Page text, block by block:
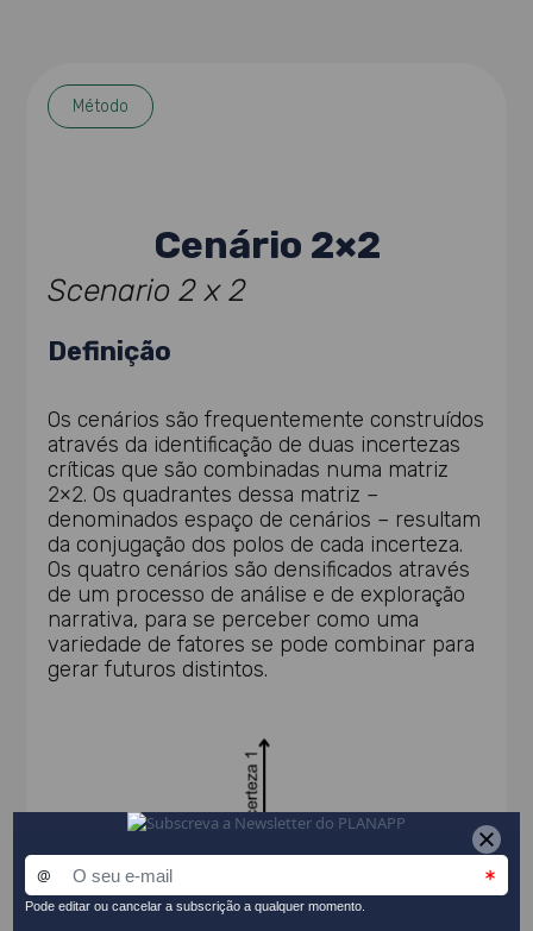
Método
Cenário 2×2
Scenario 2 x 2
Definição
Os cenários são frequentemente construídos
através da identificação de duas incertezas
críticas que são combinadas numa matriz
2×2. Os quadrantes dessa matriz –
denominados espaço de cenários – resultam
da conjugação dos polos de cada incerteza.
Os quatro cenários são densificados através
de um processo de análise e de exploração
narrativa, para se perceber como uma
variedade de fatores se pode combinar para
gerar futuros distintos.